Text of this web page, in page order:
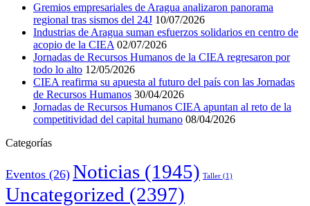
Gremios empresariales de Aragua analizaron panorama
regional tras sismos del 24J 10/07/2026
Industrias de Aragua suman esfuerzos solidarios en centro de
acopio de la CIEA 02/07/2026
Jornadas de Recursos Humanos de la CIEA regresaron por
todo lo alto 12/05/2026
CIEA reafirma su apuesta al futuro del país con las Jornadas
de Recursos Humanos 30/04/2026
Jornadas de Recursos Humanos CIEA apuntan al reto de la
competitividad del capital humano 08/04/2026
Categorías
Eventos (26) Noticias (1945) Taller (1)
Uncategorized (2397)